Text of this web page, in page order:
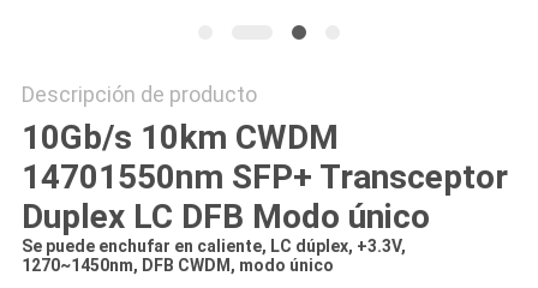
Descripción de producto
10Gb/s 10km CWDM
14701550nm SFP+ Transceptor
Duplex LC DFB Modo único
Se puede enchufar en caliente, LC dúplex, +3.3V,
1270~1450nm, DFB CWDM, modo único